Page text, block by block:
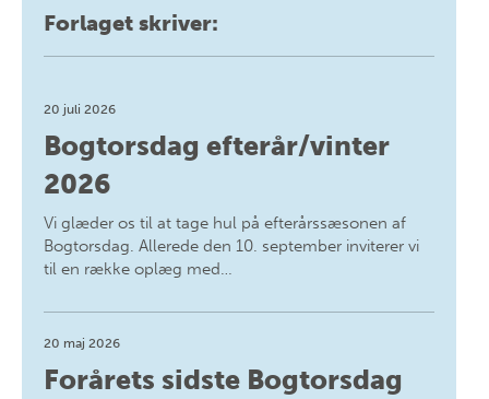
Forlaget skriver:
20 juli 2026
Bogtorsdag efterår/vinter
2026
Vi glæder os til at tage hul på efterårssæsonen af
Bogtorsdag. Allerede den 10. september inviterer vi
til en række oplæg med…
20 maj 2026
Forårets sidste Bogtorsdag